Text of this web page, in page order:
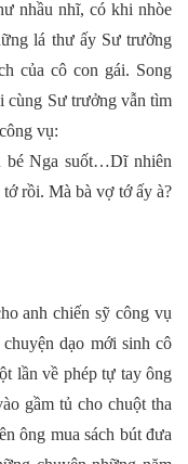
nhầu nhĩ, có khi nhòe
lá thư ấy Sư trưởng
của cô con gái. Song
cùng Sư trưởng vẫn tìm
vụ:
bé Nga suốt…Dĩ nhiên
rồi. Mà bà vợ tớ ấy à?
chiến sỹ công vụ
dạo mới sinh cô
lần về phép tự tay ông
gầm tủ cho chuột tha
ông mua sách bút đưa